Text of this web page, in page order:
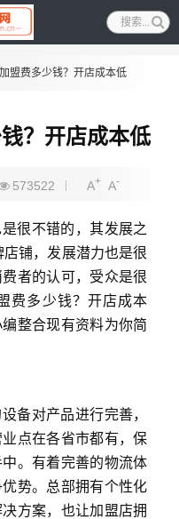
盟费多少钱？开店成本低
？开店成本低
573522 A+ A-
很不错的，其发展之
铺，发展潜力也是很
者的认可，受众是很
费多少钱？开店成本
整合现有资料为你简
备对产品进行完善，
点在各省市都有，保
。有着完善的物流体
势。总部拥有个性化
方案，也让加盟店拥